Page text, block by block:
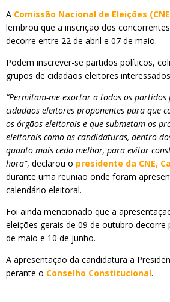
A Comissão Nacional de Eleições
lembrou que a inscrição dos
decorre entre 22 de abril e 07 de maio.
Podem inscrever-se partidos políticos,
grupos de cidadãos eleitores
“Permitam-me exortar a todos os partidos
cidadãos eleitores proponentes para que
os órgãos eleitorais e que submetam os
eleitorais como as candidaturas, dentro
quanto mais cedo melhor, para evitar
hora”, declarou o presidente da CNE,
durante uma reunião onde foram
calendário eleitoral.
Foi ainda mencionado que a
eleições gerais de 09 de outubro decorre
de maio e 10 de junho.
A apresentação da candidatura a
perante o Conselho Constitucional.